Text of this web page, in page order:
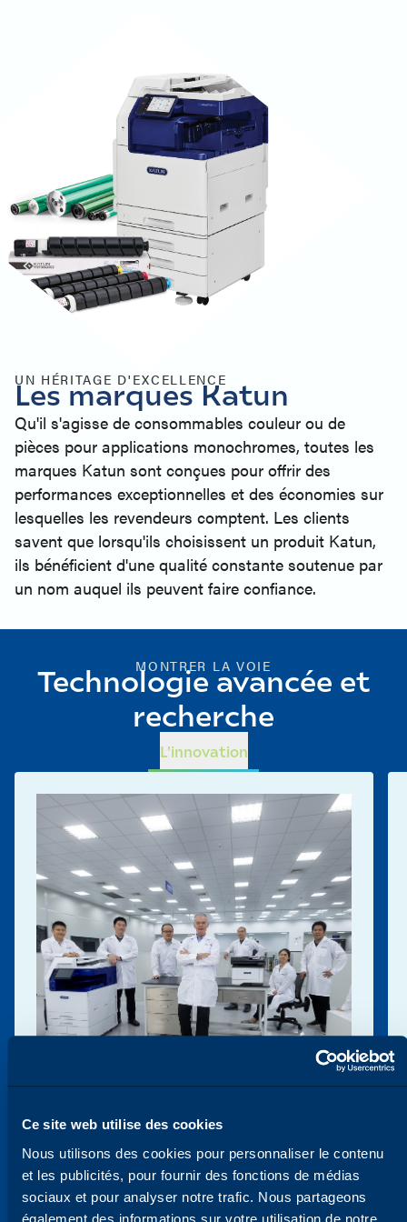
Ce site web utilise des cookies
Nous utilisons des cookies pour personnaliser le contenu
et les publicités, pour fournir des fonctions de médias
sociaux et pour analyser notre trafic. Nous partageons
également des informations sur votre utilisation de notre
UN HÉRITAGE D'EXCELLENCE
Les marques Katun
Qu'il s'agisse de consommables couleur ou de
pièces pour applications monochromes, toutes les
marques Katun sont conçues pour offrir des
performances exceptionnelles et des économies sur
lesquelles les revendeurs comptent. Les clients
savent que lorsqu'ils choisissent un produit Katun,
ils bénéficient d'une qualité constante soutenue par
un nom auquel ils peuvent faire confiance.
MONTRER LA VOIE
Technologie avancée et
recherche
L'innovation
VOUS AIDER À GARDER UNE LONGUEUR
D'AVANCE
Nous évoluons constamment
pour répondre à vos besoins